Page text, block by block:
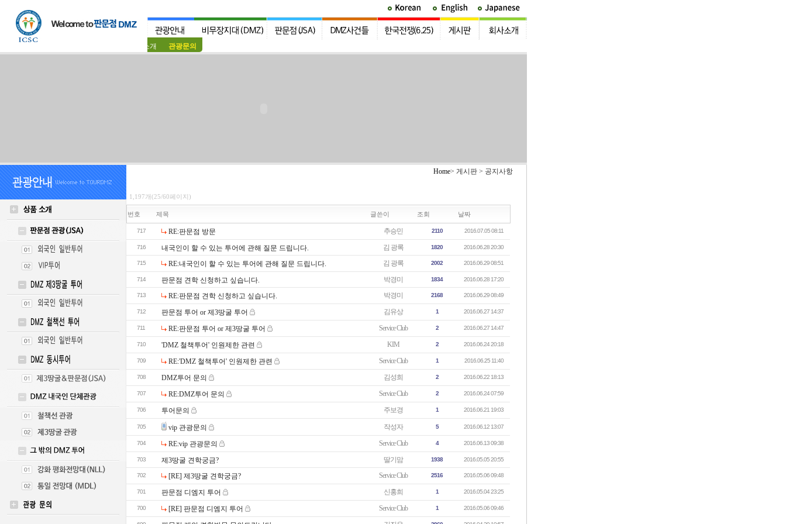
상품소개 관광문의
Home> 게시판 > 공지사항
1,197개(25/60페이지)
번호 제목 글쓴이 조회 날짜
717 RE:판문점 방문 추승민 2110 2016.07.05 08:11
716 내국인이 할 수 있는 투어에 관해 질문 드립니다. 김 광록 1820 2016.06.28 20:30
715 RE:내국인이 할 수 있는 투어에 관해 질문 드립니다. 김 광록 2002 2016.06.29 08:51
714 판문점 견학 신청하고 싶습니다. 박경미 1834 2016.06.28 17:20
713 RE:판문점 견학 신청하고 싶습니다. 박경미 2168 2016.06.29 08:49
712 판문점 투어 or 제3땅굴 투어 김유상 1 2016.06.27 14:37
711 RE:판문점 투어 or 제3땅굴 투어 Service Club 2 2016.06.27 14:47
710 'DMZ 철책투어' 인원제한 관련 KIM 2 2016.06.24 20:18
709 RE:'DMZ 철책투어' 인원제한 관련 Service Club 1 2016.06.25 11:40
708 DMZ투어 문의 김성희 2 2016.06.22 18:13
707 RE:DMZ투어 문의 Service Club 2 2016.06.24 07:59
706 투어문의 주보경 1 2016.06.21 19:03
705 vip 관광문의 작성자 5 2016.06.12 13:07
704 RE:vip 관광문의 Service Club 4 2016.06.13 09:38
703 제3땅굴 견학궁금? 딸기맘 1938 2016.05.05 20:55
702 [RE] 제3땅굴 견학궁금? Service Club 2516 2016.05.06 09:48
701 판문점 디엠지 투어 신홍희 1 2016.05.04 23:25
700 [RE] 판문점 디엠지 투어 Service Club 1 2016.05.06 09:46